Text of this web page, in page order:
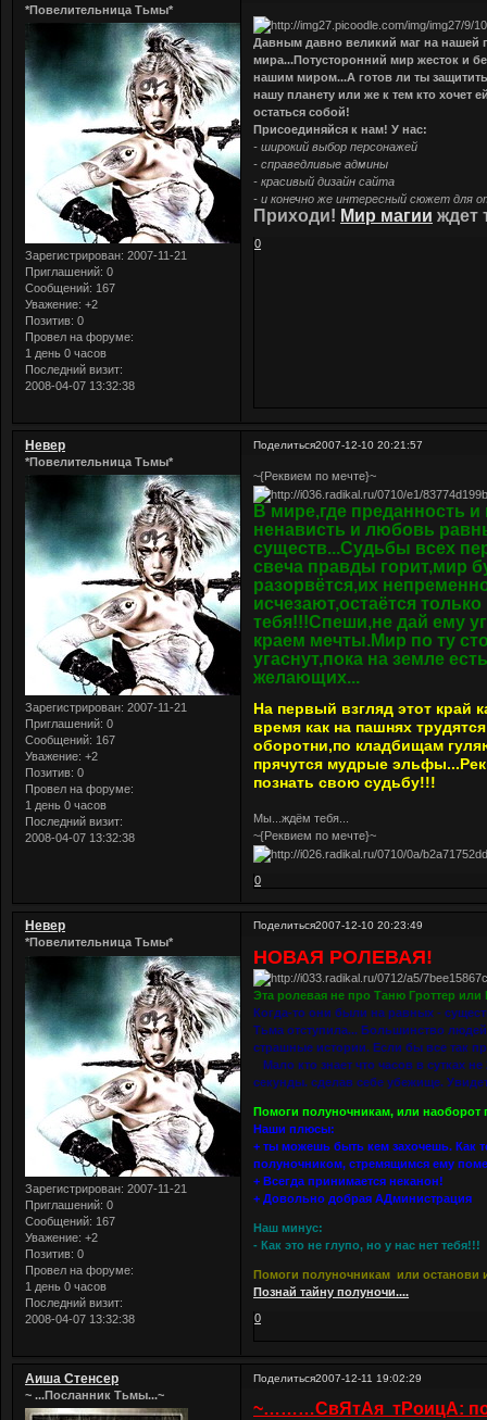
*Повелительница Тьмы*
Зарегистрирован: 2007-11-21
Приглашений: 0
Сообщений: 167
Уважение: +2
Позитив: 0
Провел на форуме:
1 день 0 часов
Последний визит:
2008-04-07 13:32:38
Давным давно великий маг на нашей
мира...Потусторонний мир жесток и
нашим миром...А готов ли ты защитить
нашу планету или же к тем кто хочет
остаться собой!
Присоединяйся к нам! У нас:
- широкий выбор персонажей
- справедливые админы
- красивый дизайн сайта
- и конечно же интересный сюжет для
Приходи! Мир магии ждет
0
Поделиться2007-12-10 20:21:57
Невер
*Повелительница Тьмы*
Зарегистрирован: 2007-11-21
Приглашений: 0
Сообщений: 167
Уважение: +2
Позитив: 0
Провел на форуме:
1 день 0 часов
Последний визит:
2008-04-07 13:32:38
~{Реквием по мечте}~
В мире,где преданность
ненависть и любовь
существ...Судьбы всех
свеча правды горит,мир
разорвётся,их
исчезают,остаётся
тебя!!!Спеши,не дай ему
краем мечты.Мир по ту
угаснут,пока на земле
желающих...
На первый взгляд этот край
время как на пашнях
оборотни,по кладбищам
прячутся мудрые
познать свою судьбу!!!
Мы...ждём тебя...
~{Реквием по мечте}~
0
Поделиться2007-12-10 20:23:49
Невер
*Повелительница Тьмы*
Зарегистрирован: 2007-11-21
Приглашений: 0
Сообщений: 167
Уважение: +2
Позитив: 0
Провел на форуме:
1 день 0 часов
Последний визит:
2008-04-07 13:32:38
НОВАЯ РОЛЕВАЯ!
Эта ролевая не про Таню Гроттер
Когда-то они были на равных -
Тьма отступила... Большинство людей
страшные истории. Если бы все так
Мало кто знает что часов в сутках
секунды. сделав себе убежище.
Помоги полуночникам, или
Наши плюсы:
+ ты можешь быть кем захочешь. Как
полуночником, стремящимся ему
+ Всегда принимается неканон!
+ Довольно добрая АДминистрация
Наш минус:
- Как это не глупо, но у нас нет тебя!!!
Помоги полуночникам или останови
Познай тайну полуночи....
0
Поделиться2007-12-11 19:02:29
Аиша Стенсер
~ ...Посланник Тьмы...~
~………СвЯтАя тРоицА: